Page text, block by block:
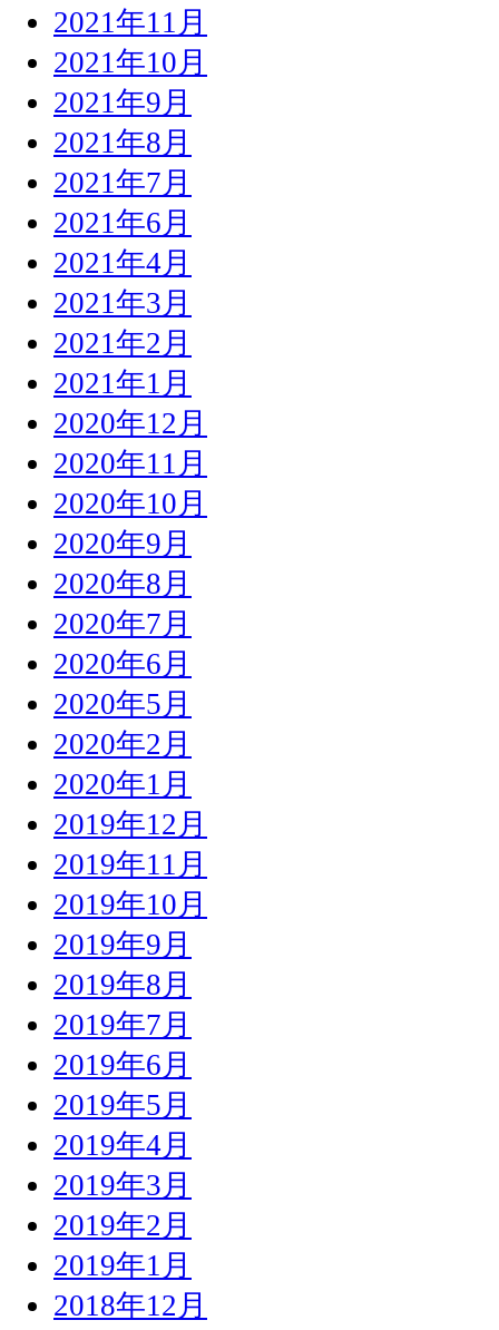
2021年11月
2021年10月
2021年9月
2021年8月
2021年7月
2021年6月
2021年4月
2021年3月
2021年2月
2021年1月
2020年12月
2020年11月
2020年10月
2020年9月
2020年8月
2020年7月
2020年6月
2020年5月
2020年2月
2020年1月
2019年12月
2019年11月
2019年10月
2019年9月
2019年8月
2019年7月
2019年6月
2019年5月
2019年4月
2019年3月
2019年2月
2019年1月
2018年12月